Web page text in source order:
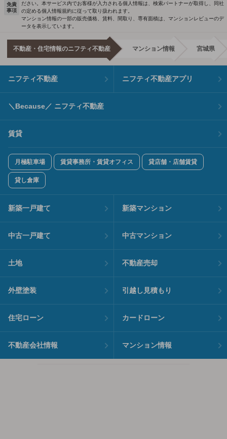
免責
事項
ださい。本サービス内でお客様が入力される個人情報は、検索パートナーが取得し、同社
の定める個人情報規約に従って取り扱われます。
マンション情報の一部の販売価格、賃料、間取り、専有面積は、マンションレビューのデ
ータを表示しています。
不動産・住宅情報のニフティ不動産 マンション情報 宮城県
ニフティ不動産 ニフティ不動産アプリ
＼Because／ ニフティ不動産
賃貸
月極駐車場 賃貸事務所・賃貸オフィス 貸店舗・店舗賃貸
貸し倉庫
新築一戸建て 新築マンション
中古一戸建て 中古マンション
土地 不動産売却
外壁塗装 引越し見積もり
住宅ローン カードローン
不動産会社情報 マンション情報